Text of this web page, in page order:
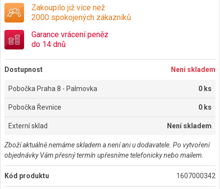
Zakoupilo již více než
2000 spokojených zákazníků
Garance vrácení peněz
do 14 dnů
Dostupnost Není skladem
Pobočka Praha 8 - Palmovka 0 ks
Pobočka Řevnice 0 ks
Externí sklad Není skladem
Zboží aktuálně nemáme skladem a není ani u dodavatele. Po vytvoření
objednávky Vám přesný termín upřesníme telefonicky nebo mailem.
Kód produktu 1607000342